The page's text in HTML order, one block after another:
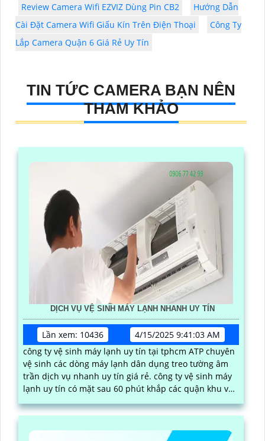
Review Camera Wifi EZVIZ Dùng Pin CB2
Hướng Dẫn
Cài Đặt Camera Wifi Giấu Kín Trên Điện Thoại
Công Ty
Lắp Camera Quận 6 Giá Rẻ Uy Tín
TIN TỨC CAMERA BẠN NÊN
THAM KHẢO
DỊCH VỤ VỆ SINH MÁY LẠNH NHANH UY TÍN
Lần xem: 10436
4/15/2025 9:41:03 AM
công ty vệ sinh máy lạnh uy tín tại tphcm ATP chuyên
vệ sinh các dòng máy lạnh dân dụng treo tường âm
trần dịch vụ nhanh uy tín giá rẻ. công ty vệ sinh máy
lạnh uy tín có mặt sau 60 phút khắp các quận khu vực
tphcm